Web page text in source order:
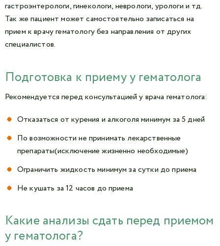
гастроэнтерологи, гинекологи, неврологи, урологи и тд.
Так же пациент может самостоятельно записаться на
прием к врачу гематологу без направления от других
специалистов.
Подготовка к приему у гематолога
Рекомендуется перед консультацией у врача гематолога:
Отказаться от курения и алкоголя минимум за 5 дней
По возможности не принимать лекарственные
препараты(исключение жизненно необходимые)
Ограничить жидкость минимум за сутки до приема
Не кушать за 12 часов до приема
Какие анализы сдать перед приемом
у гематолога?